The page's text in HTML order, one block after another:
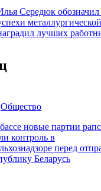
Середюк обозначил
лучших
Общество
новые партии
контроль в
перед
Беларусь